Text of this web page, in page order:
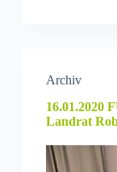
Archiv
16.01.2020
Landrat